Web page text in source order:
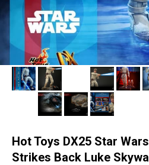
Hot Toys DX25 Star
Strikes Back Luke